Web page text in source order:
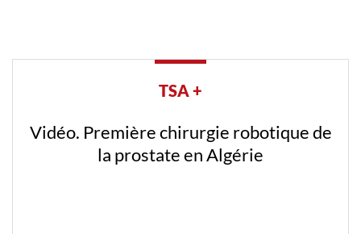
TSA +
Vidéo. Première chirurgie robotique de
la prostate en Algérie